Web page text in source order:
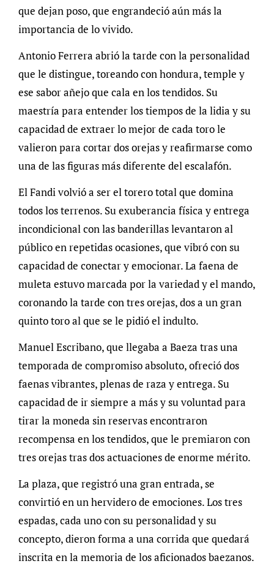
que dejan poso, que engrandeció aún más la
importancia de lo vivido.
Antonio Ferrera abrió la tarde con la personalidad
que le distingue, toreando con hondura, temple y
ese sabor añejo que cala en los tendidos. Su
maestría para entender los tiempos de la lidia y su
capacidad de extraer lo mejor de cada toro le
valieron para cortar dos orejas y reafirmarse como
una de las figuras más diferente del escalafón.
El Fandi volvió a ser el torero total que domina
todos los terrenos. Su exuberancia física y entrega
incondicional con las banderillas levantaron al
público en repetidas ocasiones, que vibró con su
capacidad de conectar y emocionar. La faena de
muleta estuvo marcada por la variedad y el mando,
coronando la tarde con tres orejas, dos a un gran
quinto toro al que se le pidió el indulto.
Manuel Escribano, que llegaba a Baeza tras una
temporada de compromiso absoluto, ofreció dos
faenas vibrantes, plenas de raza y entrega. Su
capacidad de ir siempre a más y su voluntad para
tirar la moneda sin reservas encontraron
recompensa en los tendidos, que le premiaron con
tres orejas tras dos actuaciones de enorme mérito.
La plaza, que registró una gran entrada, se
convirtió en un hervidero de emociones. Los tres
espadas, cada uno con su personalidad y su
concepto, dieron forma a una corrida que quedará
inscrita en la memoria de los aficionados baezanos.